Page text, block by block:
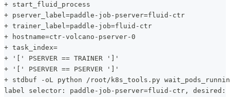
+ start_fluid_process
+ pserver_label=paddle-job-pserver=fluid-ctr
+ trainer_label=paddle-job=fluid-ctr
+ hostname=ctr-volcano-pserver-0
+ task_index=
+ '[' PSERVER == TRAINER ']'
+ '[' PSERVER == PSERVER ']'
+ stdbuf -oL python /root/k8s_tools.py
label selector: paddle-job-pserver=fluid-ctr, desired: